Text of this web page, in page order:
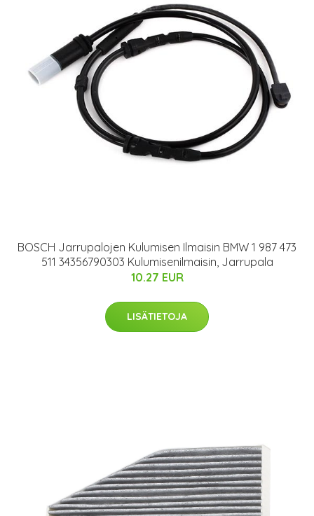
BOSCH Jarrupalojen Kulumisen Ilmaisin BMW 1 987 473
511 34356790303 Kulumisenilmaisin, Jarrupala
10.27 EUR
LISÄTIETOJA